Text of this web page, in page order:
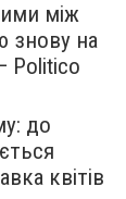
між
знову на
Politico
до
квітів